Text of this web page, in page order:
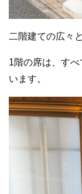
二階建ての広々
1階の席は、す
います。